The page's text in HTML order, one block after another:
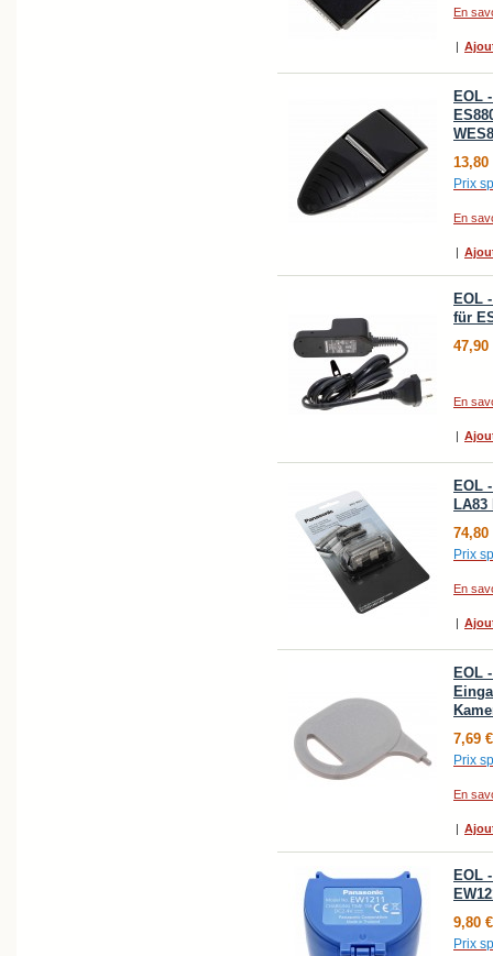
En
|
EOL
13,80
Prix
En
|
EOL
für
47,90
En
|
EOL
74,80
Prix
En
|
EOL
7,69 €
Prix
En
|
EOL
9,80 €
Prix